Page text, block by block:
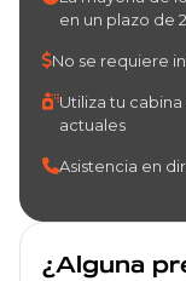
en un plazo de
No se requiere
Utiliza tu
actuales
Asistencia en
¿Alguna